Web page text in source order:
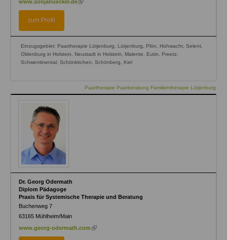
www.sonjanueckel.de
zum Profil
Einzugsgebiet: Paartherapie Lütjenburg, Lütjenburg, Plön, Hohwacht, Selent,
Oldenburg in Holstein, Neustadt in Holstein, Malente, Eutin, Preetz,
Schwentinental, Schönkirchen, Schönberg, Kiel
Paartherapie Paarberatung Familientherapie Lütjenburg
Dr. Georg Odermath
Diplom Pädagoge
Praxis für Systemische Therapie und Beratung
Buchenweg 7
63165 Mühlheim/Main
www.georg-odermath.com (link